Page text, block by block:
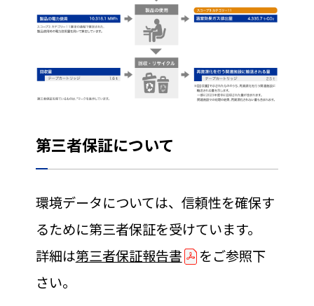
第三者保証について
環境データについては、信頼性を確保す
るために第三者保証を受けています。
詳細は第三者保証報告書
をご参照下
さい。